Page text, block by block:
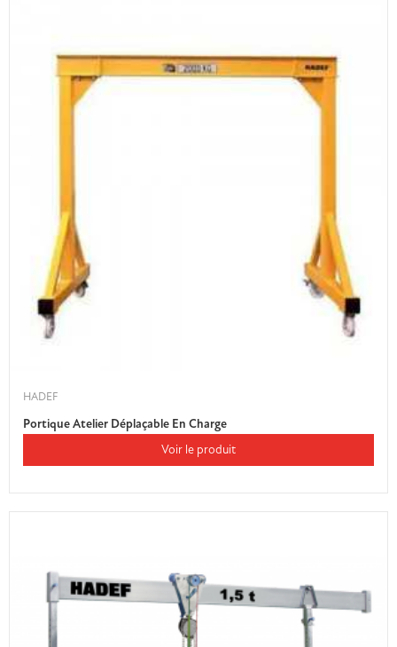
HADEF
Portique Atelier Déplaçable En Charge
Voir le produit